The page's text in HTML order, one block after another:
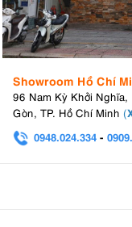
Showroom Hồ Chí
96 Nam Kỳ Khởi Nghĩa,
Gòn, TP. Hồ Chí Minh (
0948.024.334 -